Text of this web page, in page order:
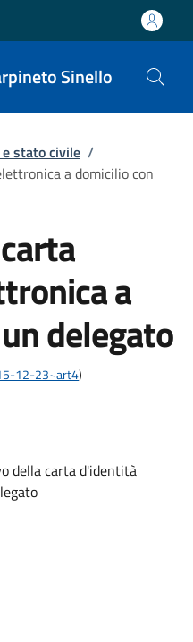
Sinello
stato civile /
a domicilio con
a
delegato
12-23~art4)
della carta d'identità